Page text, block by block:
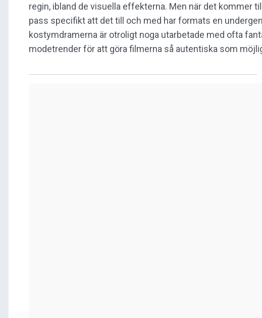
regin, ibland de visuella effekterna. Men när det kommer
pass specifikt att det till och med har formats en
kostymdramerna är otroligt noga utarbetade med ofta
modetrender för att göra filmerna så autentiska som